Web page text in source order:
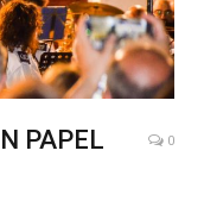
PAPEL
0